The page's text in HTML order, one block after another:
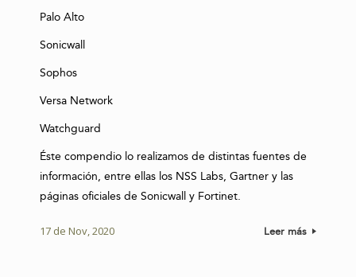
Palo Alto
Sonicwall
Sophos
Versa Network
Watchguard
Éste compendio lo realizamos de distintas fuentes de
información, entre ellas los NSS Labs, Gartner y las
páginas oficiales de Sonicwall y Fortinet.
17 de Nov, 2020 Leer más